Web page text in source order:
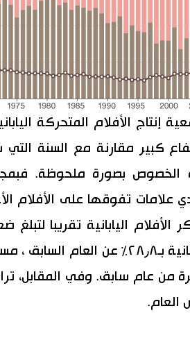
اي بارتفاع كبير مقارنة مع السنة
الخصوص بصورة ملحوظة.
الأفلام اليابانية تقريبا
عائدات الأفلام اليابانية
من عام سابق. وفي المقابل،